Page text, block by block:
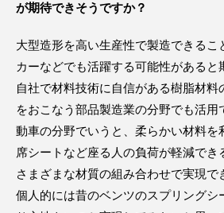
が期待できそうですか？
大型造形を高い生産性で製造できるこ
カーなどでも活躍する可能性があると
自社で材料技術に自信がある樹脂材料
をおこなう部品製造業の分野でも活用
動車の分野でいうと、柔らかい材料を
席シートなど座る人の負荷が軽減でき
さまざまな材質の組み合わせで実現で
個人的には昔のベンツのスプリングシ